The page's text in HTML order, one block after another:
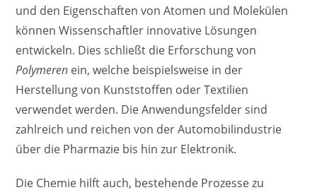
und den Eigenschaften von Atomen und Molekülen
können Wissenschaftler innovative Lösungen
entwickeln. Dies schließt die Erforschung von
Polymeren ein, welche beispielsweise in der
Herstellung von Kunststoffen oder Textilien
verwendet werden. Die Anwendungsfelder sind
zahlreich und reichen von der Automobilindustrie
über die Pharmazie bis hin zur Elektronik.
Die Chemie hilft auch, bestehende Prozesse zu